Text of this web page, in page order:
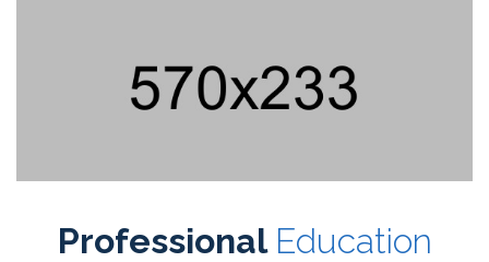
Professional Education